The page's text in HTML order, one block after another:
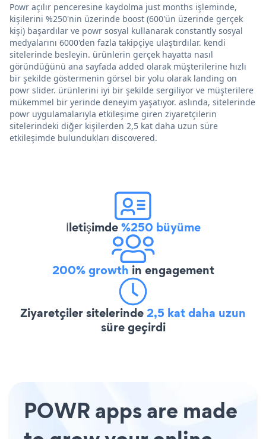
Powr açılır penceresine kaydolma just months işleminde,
kişilerini %250'nin üzerinde boost (600'ün üzerinde gerçek
kişi) başardılar ve powr sosyal kullanarak constantly sosyal
medyalarını 6000'den fazla takipçiye ulaştırdılar. kendi
sitelerinde besleyin. ürünlerin gerçek hayatta nasıl
göründüğünü ana sayfada added olarak müşterilerine hızlı
bir şekilde göstermenin görsel bir yolu olarak landing on
powr slider. ürünlerini iyi bir şekilde sergiliyor ve müşterilere
mükemmel bir yerinde deneyim yaşatıyor. aslında, sitelerinde
powr uygulamalarıyla etkileşime giren ziyaretçilerin
sitelerindeki diğer kişilerden 2,5 kat daha uzun süre
etkileşimde bulundukları discovered.
İletişimde%250 büyüme
200% growth in engagement
Ziyaretçiler sitelerinde2,5 kat daha uzun
süre geçirdi
POWR apps are made